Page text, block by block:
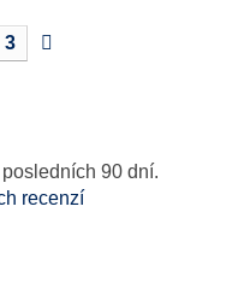
3
90 dní.
recenzí